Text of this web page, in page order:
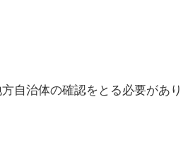
自治体の確認をとる必要があり